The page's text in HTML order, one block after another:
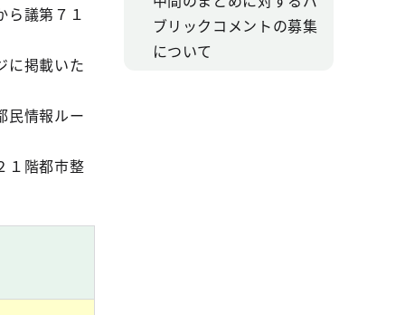
ら議第７１
に掲載いた
民情報ルー
１階都市整
ブリックコメントの募集
について